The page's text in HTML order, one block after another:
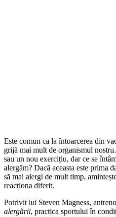
Este comun ca la întoarcerea din
grijă mai mult de organismul
sau un nou exercițiu, dar ce se
alergăm? Dacă aceasta este prima
să mai alergi de mult timp,
reacționa diferit.
Potrivit lui Steven Magness,
alergării, practica sportului în